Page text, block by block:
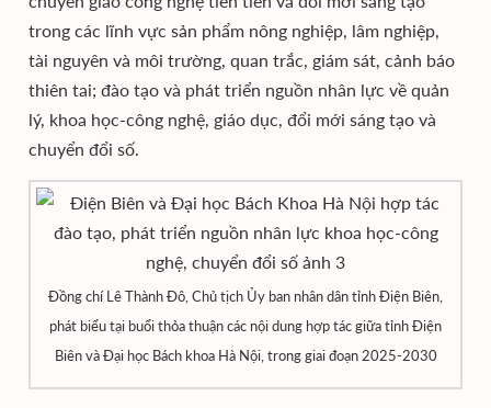
trong các lĩnh vực sản phẩm nông nghiệp, lâm nghiệp,
tài nguyên và môi trường, quan trắc, giám sát, cảnh báo
thiên tai; đào tạo và phát triển nguồn nhân lực về quản
lý, khoa học-công nghệ, giáo dục, đổi mới sáng tạo và
chuyển đổi số.
Đồng chí Lê Thành Đô, Chủ tịch Ủy ban nhân dân tỉnh Điện Biên,
phát biểu tại buổi thỏa thuận các nội dung hợp tác giữa tỉnh Điện
Biên và Đại học Bách khoa Hà Nội, trong giai đoạn 2025-2030